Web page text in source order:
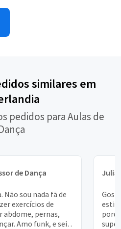
similares em
pedidos para Aulas de
de Dança
sou nada fã de
exercícios de
pernas,
Amo funk, e sei